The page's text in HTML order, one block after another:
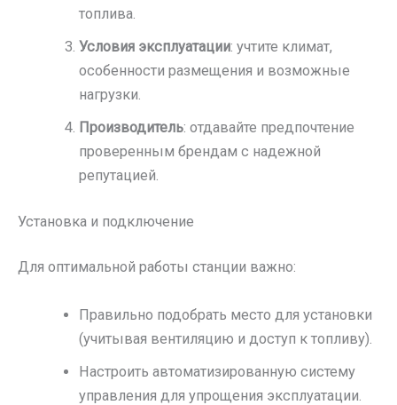
топлива.
Условия эксплуатации: учтите климат,
особенности размещения и возможные
нагрузки.
Производитель: отдавайте предпочтение
проверенным брендам с надежной
репутацией.
Установка и подключение
Для оптимальной работы станции важно:
Правильно подобрать место для установки
(учитывая вентиляцию и доступ к топливу).
Настроить автоматизированную систему
управления для упрощения эксплуатации.